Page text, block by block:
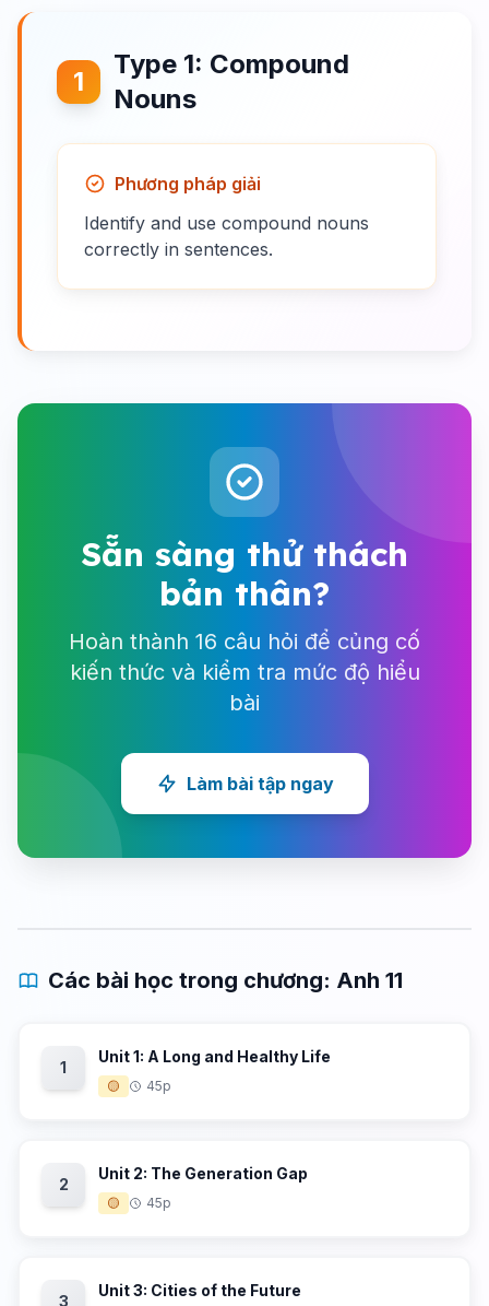
1
Type 1: Compound
Nouns
Phương pháp giải
Identify and use compound nouns
correctly in sentences.
Sẵn sàng thử thách
bản thân?
Hoàn thành 16 câu hỏi để củng cố
kiến thức và kiểm tra mức độ hiểu
bài
Làm bài tập ngay
Các bài học trong chương: Anh 11
1
Unit 1: A Long and Healthy Life
🟡 45p
2
Unit 2: The Generation Gap
🟡 45p
3
Unit 3: Cities of the Future